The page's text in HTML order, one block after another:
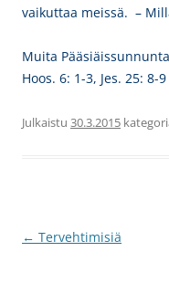
vaikuttaa meissä. –
Muita
Hoos. 6: 1-3, Jes. 25: 8-
Julkaistu 30.3.2015
Artikkelien
← Tervehtimisiä